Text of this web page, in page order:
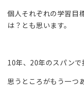
個人それぞれの学習目
は？とも思います。
10年、20年のスパンで
思うところがもう一つ